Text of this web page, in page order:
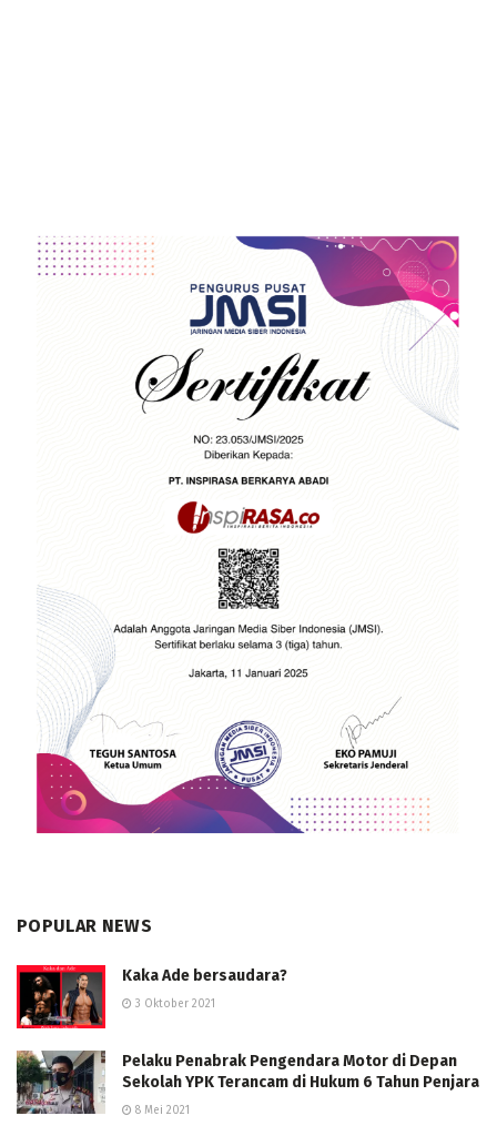
POPULAR NEWS
Kaka Ade bersaudara?
3 Oktober 2021
Pelaku Penabrak Pengendara Motor di Depan
Sekolah YPK Terancam di Hukum 6 Tahun Penjara
8 Mei 2021